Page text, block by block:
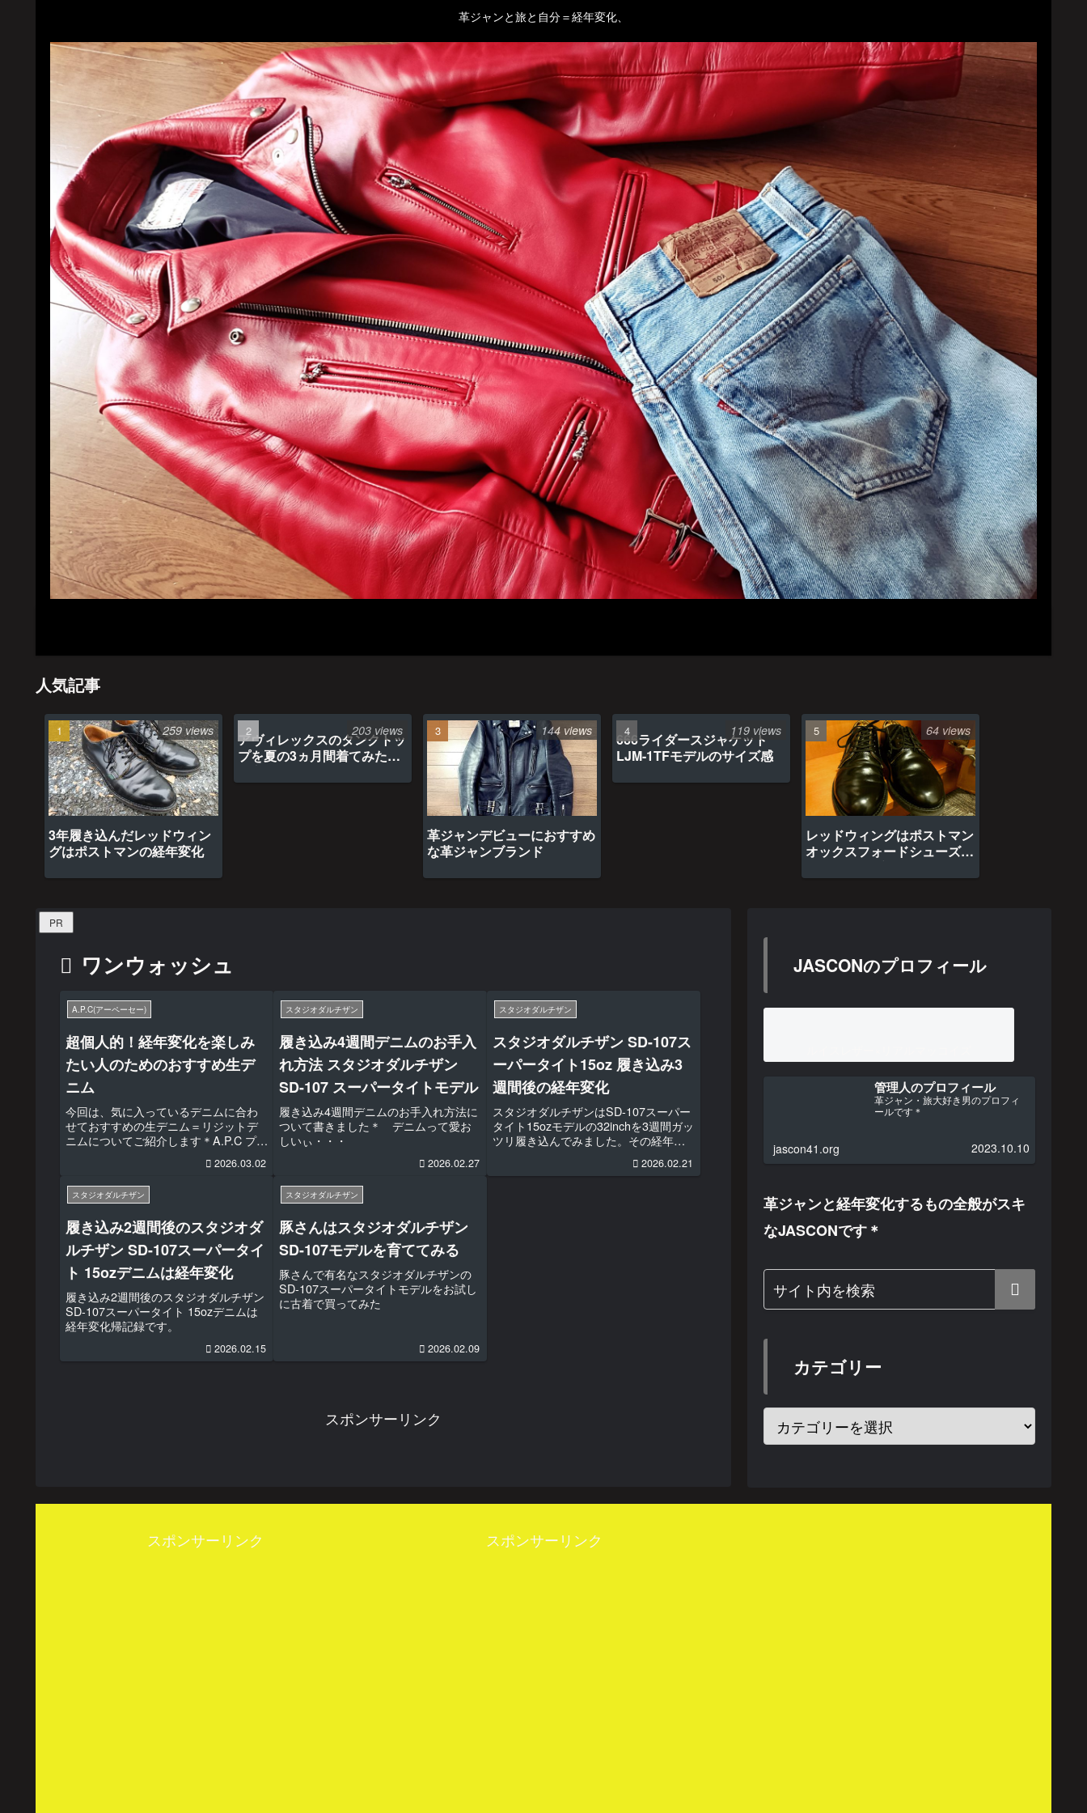
革ジャンと旅と自分＝経年変化、
人気記事
3年履き込んだレッドウィン
グはポストマンの経年変化
259 views
アヴィレックスのタンクトッ
プを夏の3ヵ月間着てみたら
203 views
革ジャンデビューにおすすめ
な革ジャンブランド
144 views
666ライダースジャケット
LJM-1TFモデルのサイズ感
119 views
レッドウィングはポストマン
オックスフォードシューズ約
1年間の経年変化
64 views
PR
ワンウォッシュ
A.P.C(アーペーセー)
超個人的！経年変化を楽しみ
たい人のためのおすすめ生デ
ニム
今回は、気に入っているデニムに合わ
せておすすめの生デニム＝リジットデ
ニムについてご紹介します＊A.P.C プチ
とレッドウィングはアイリッシュセッ
ターMafRakutenWidgetParam=funct...
2026.03.02
スタジオダルチザン
履き込み4週間デニムのお手入
れ方法 スタジオダルチザン
SD-107 スーパータイトモデル
履き込み4週間デニムのお手入れ方法に
ついて書きました＊ デニムって愛お
しいぃ・・・
2026.02.27
スタジオダルチザン
スタジオダルチザン SD-107ス
ーパータイト15oz 履き込み3
週間後の経年変化
スタジオダルチザンはSD-107スーパー
タイト15ozモデルの32inchを3週間ガッ
ツリ履き込んでみました。その経年変
2026.02.21
スタジオダルチザン
履き込み2週間後のスタジオダ
ルチザン SD-107スーパータイ
ト 15ozデニムは経年変化
履き込み2週間後のスタジオダルチザン
SD-107スーパータイト 15ozデニムは
経年変化帰記録です。
2026.02.15
スタジオダルチザン
豚さんはスタジオダルチザン
SD-107モデルを育ててみる
豚さんで有名なスタジオダルチザンの
SD-107スーパータイトモデルをお試し
に古着で買ってみた
2026.02.09
スポンサーリンク
JASCONのプロフィール
管理人のプロフィール
革ジャン・旅大好き男のプロフィ
ールです＊
jascon41.org 2023.10.10
革ジャンと経年変化するもの全般がスキ
なJASCONです＊
カテゴリー
スポンサーリンク スポンサーリンク